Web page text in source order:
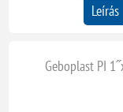
Leírás
Geboplast PI